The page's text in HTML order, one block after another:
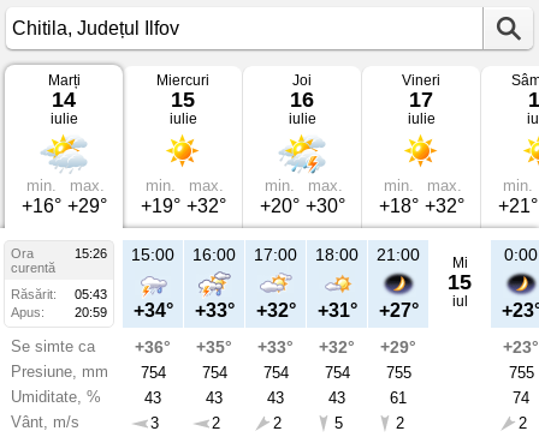
Vremea
Chitila
14
iulie
2026
Județul
Ilfov
Marți
14
iulie
min.
+16°
max.
+29°
Miercuri
15
iulie
min.
+19°
max.
+32°
Joi
16
iulie
min.
+20°
max.
+30°
Vineri
17
iulie
min.
+18°
max.
+32°
min.
+21°
Ora
15:26
curentă
Răsărit:
05:43
Apus:
20:59
Se simte ca
Presiune, mm
Umiditate, %
Vânt, m/s
15:00
+34°
+36°
754
43
3
16:00
+33°
+35°
754
43
2
17:00
+32°
+33°
754
43
2
18:00
+31°
+32°
754
43
5
21:00
+27°
+29°
755
61
2
Mi
15
iul
0:00
+23°
755
74
2